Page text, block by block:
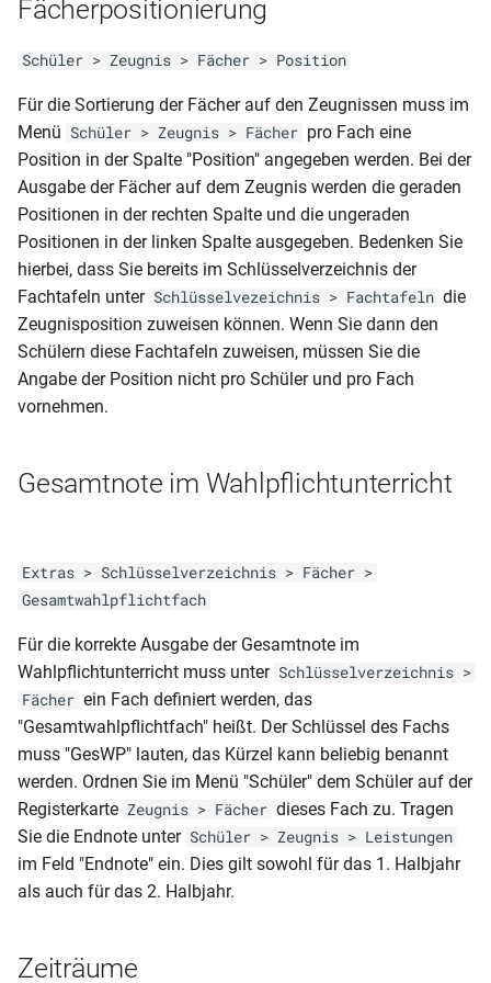
BER-BOS-FHReife (Schul Z
BER-BOS-HJZ (Schul Z 530)
(03.05)
BER-BQL TZ-AZ (Schul Z 507
c)
BER-BQL TZ-HJZ (Schul Z
505 a-b-c)
BER-BQL TZ-HJZ (Schul Z
505 c)
BER-BQL VZ-HJZ (Schul Z
BER-BS-AS (MSA Schul Z
BER-BS-AS (MSA Schul Z
502d)
BER-BS-AZ (Schul Z 503)
BER-BS-FHReife (Schul Z
504)
BER-BS-HJZ (2006 mit
Gewichtung)
NRW-BS-AZ
NRW-BS-HJZ
NRW-BS-JZ
NRW-E01-6A-J
(Fachschulabschluss +- FHR)
NRW-FO-AS
NRW-FS-AS (3. Jahr)
NRW-GY-ABI (Anlage 12)
NRW-GY-ABI
NRW-GY-AS (Variante 1)
NRW-GY-AS (Variante 2)
NRW-GY-AZ (Jahrgangsstufe
11)
NRW-GY-AZ (Klasse 9-10)
Variante 2)
RLP-GY-JZ (2spaltig und mit
versäumten Tagen)
RLP-GY-JZ (2spaltig und mit
versäumten Stunden)
RLP-GY-JZ (2spaltig ohne
FSP)
RLP-GY-JZ (2spaltig mit FSP)
RLP-GY-JZ (2spaltig mit FSP
Variante 3)
Variante 2)
RLP-GY-HJZ 11-1
RLP-GY-HJZ (11-13)
RLP-GY-HJZ (2spaltig ohne
FSP)
RLP-GY-HJZ (2spaltig mit
FSP)
RLP-GY-FHReife
Schulpflichtverletzung)
Schüler (Bescheinigung-
Laufbahn)
Schüler (gruppiert nach
Herkunftsschulen)
Schüler
BBS(Zeitraumübergreifende
Notenübersicht)
Schüler mit Herkunftsschulen
u letzte Klasse
Schüler mit Herkunftsschulen
Schüler(Verzeichnis der
Prüflinge nach
Schüler-Abi (Antrag
mündliche Prüfung)
Schüler-
Abschlussbericht(Schulabgänger)
Schülerausweis (CR80)
Schülerausweis ABS (52 X
74)
Schülerausweis ABS
Geburtsdatum
Klassenliste Schüler mit
Klassenliste Schüler-
Notenmatirx
Klassenliste Schüler-
Notenmatrix (Querformat)
Klassenliste Schüler-
Notenmatrix (Querformat)
Var1
Klassenliste Schüler-
Fachniveau)
Notenmatrix (mit Fehltagen)
Klassenliste Schüler-
Notenmatrix (mit Verhalten
und Mitarbeit)
Klassenliste Teilzeit mit Kreis
Klassenliste Teilzeitklassen
Klassenliste Vollzeitklassen
Fächerpositionierung
Schüler > Zeugnis > Fächer > Position
Für die Sortierung der Fächer auf den Zeugnissen muss im
Menü Schüler > Zeugnis > Fächer pro Fach eine
Position in der Spalte "Position" angegeben werden. Bei der
Ausgabe der Fächer auf dem Zeugnis werden die geraden
Positionen in der rechten Spalte und die ungeraden
Positionen in der linken Spalte ausgegeben. Bedenken Sie
hierbei, dass Sie bereits im Schlüsselverzeichnis der
Fachtafeln unter Schlüsselvezeichnis > Fachtafeln die
Zeugnisposition zuweisen können. Wenn Sie dann den
Schülern diese Fachtafeln zuweisen, müssen Sie die
Angabe der Position nicht pro Schüler und pro Fach
vornehmen.
Gesamtnote im Wahlpflichtunterricht
Extras > Schlüsselverzeichnis > Fächer >
Gesamtwahlpflichtfach
Für die korrekte Ausgabe der Gesamtnote im
Wahlpflichtunterricht muss unter Schlüsselverzeichnis >
Fächer ein Fach definiert werden, das
"Gesamtwahlpflichtfach" heißt. Der Schlüssel des Fachs
muss "GesWP" lauten, das Kürzel kann beliebig benannt
werden. Ordnen Sie im Menü "Schüler" dem Schüler auf der
Registerkarte Zeugnis > Fächer dieses Fach zu. Tragen
Sie die Endnote unter Schüler > Zeugnis > Leistungen
im Feld "Endnote" ein. Dies gilt sowohl für das 1. Halbjahr
als auch für das 2. Halbjahr.
Zeiträume